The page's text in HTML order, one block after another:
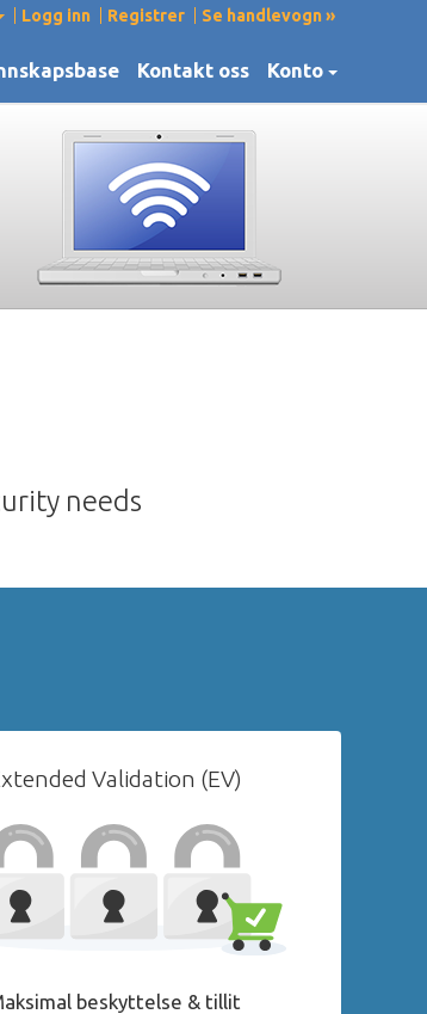
Logg inn Registrer Se handlevogn »
Kontakt oss Konto
needs
Validation (EV)
beskyttelse & tillit